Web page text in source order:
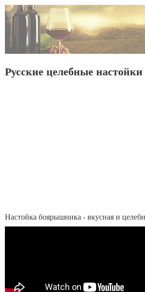
Русские целебные настойки
Настойка боярышника - вкусная и